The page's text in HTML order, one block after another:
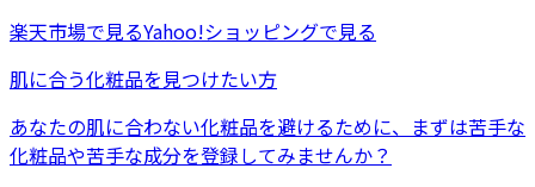
楽天市場で見るYahoo!ショッピングで見る
肌に合う化粧品を見つけたい方
あなたの肌に合わない化粧品を避けるために、まずは苦手な
化粧品や苦手な成分を登録してみませんか？